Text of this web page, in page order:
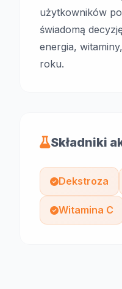
użytkowników
świadomą
energia,
roku.
Składniki
Dekstroza
Witamina C